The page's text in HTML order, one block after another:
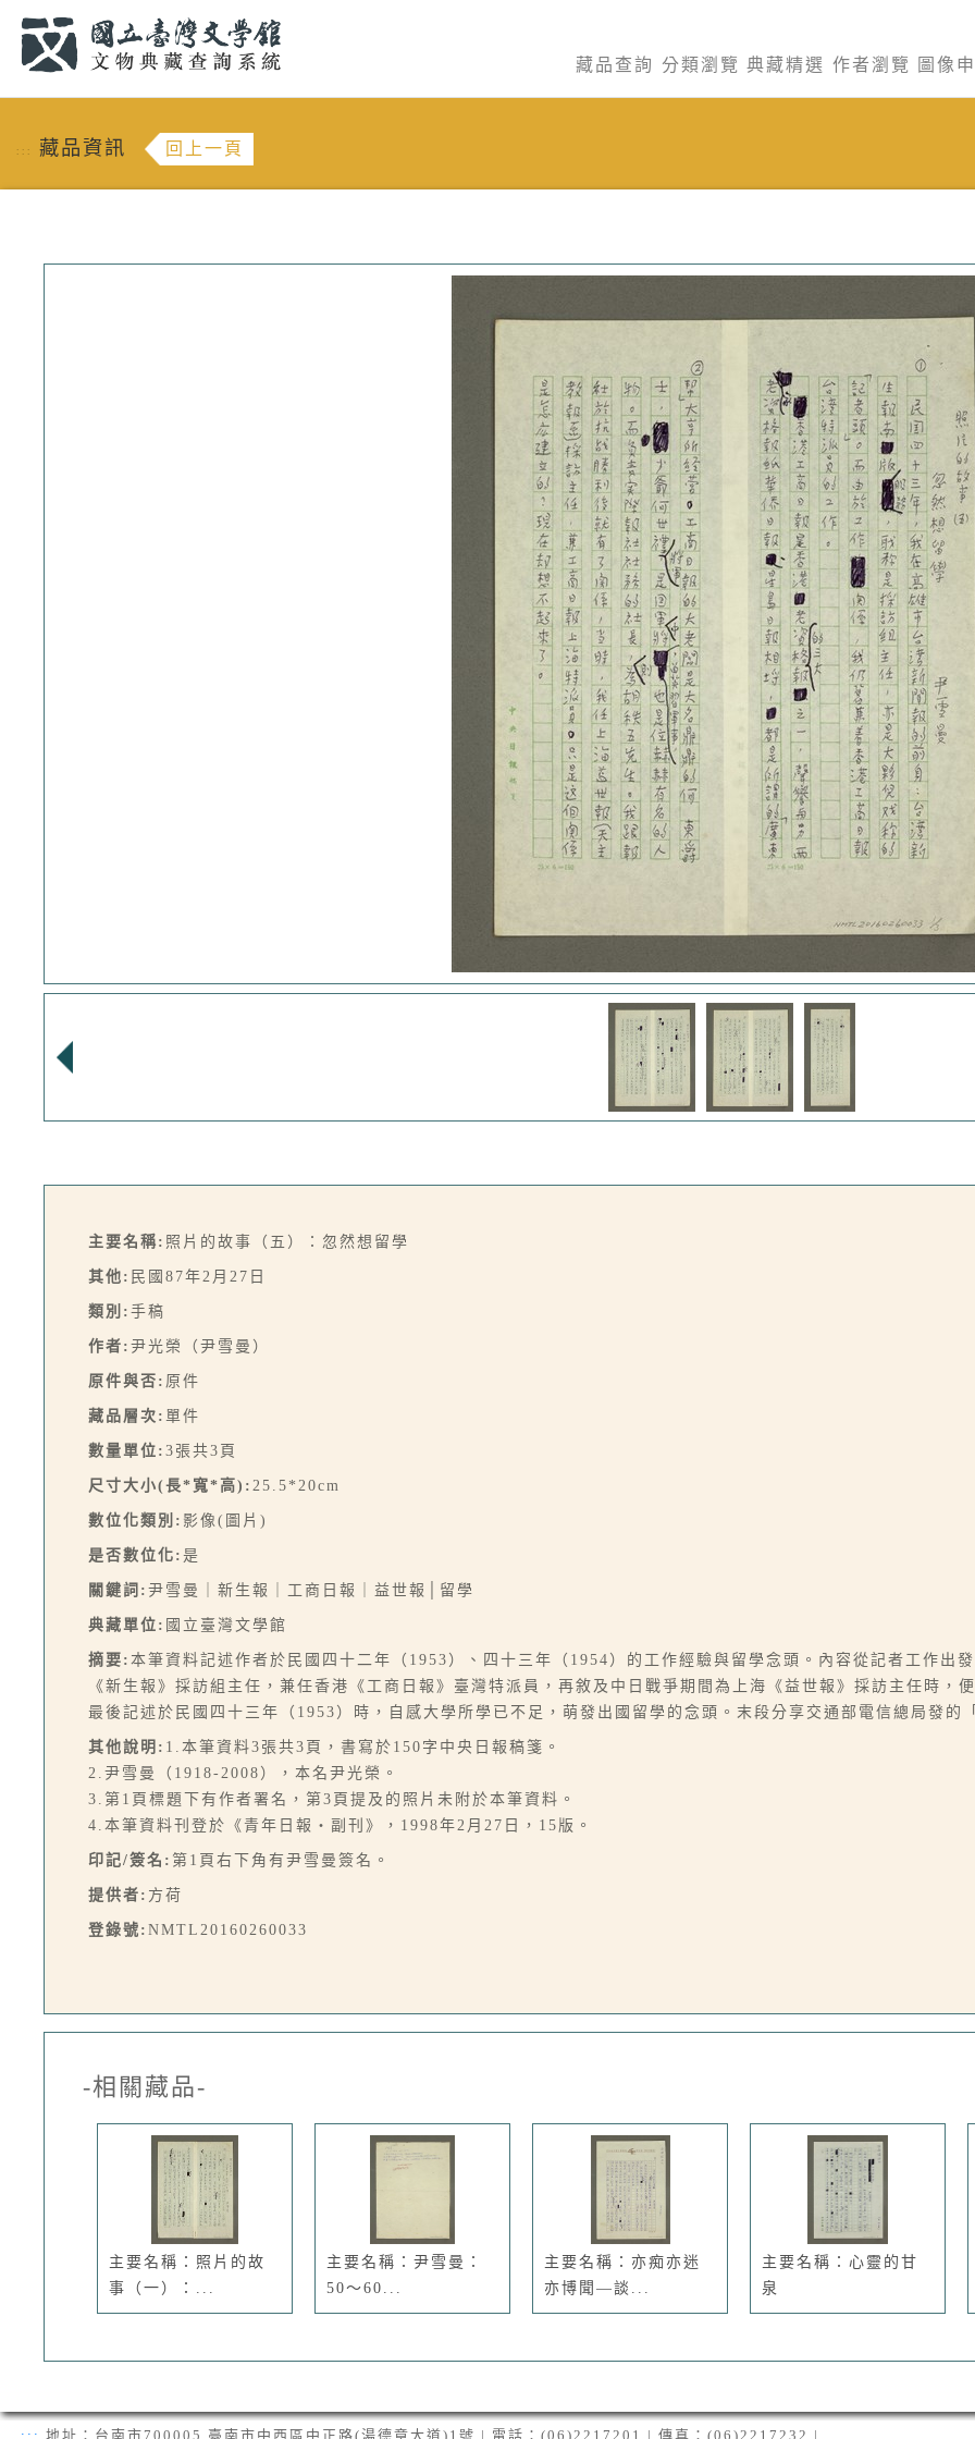
藏品查詢 分類瀏覽 典藏精選 作者瀏覽 圖像
::: 藏品資訊 回上一頁
主要名稱: 照片的故事（五）：忽然想留學
其他: 民國87年2月27日
類別: 手稿
作者: 尹光榮（尹雪曼）
原件與否: 原件
藏品層次: 單件
數量單位: 3張共3頁
尺寸大小(長*寬*高): 25.5*20cm
數位化類別: 影像(圖片)
是否數位化: 是
關鍵詞: 尹雪曼｜新生報｜工商日報｜益世報│留學
典藏單位: 國立臺灣文學館
摘要: 本筆資料記述作者於民國四十二年（1953）、四十三年（1954）的工作經驗與留學念頭。內容從記者工作出
《新生報》採訪組主任，兼任香港《工商日報》臺灣特派員，再敘及中日戰爭期間為上海《益世報》採訪主任時，
最後記述於民國四十三年（1953）時，自感大學所學已不足，萌發出國留學的念頭。末段分享交通部電信總局發的
其他說明: 1.本筆資料3張共3頁，書寫於150字中央日報稿箋。
2.尹雪曼（1918-2008），本名尹光榮。
3.第1頁標題下有作者署名，第3頁提及的照片未附於本筆資料。
4.本筆資料刊登於《青年日報‧副刊》，1998年2月27日，15版。
印記/簽名: 第1頁右下角有尹雪曼簽名。
提供者: 方荷
登錄號: NMTL20160260033
-相關藏品-
主要名稱：照片的故
事（一）：...
主要名稱：尹雪曼：
50～60...
主要名稱：亦痴亦迷
亦博聞—談...
主要名稱：心靈的甘
泉
::: 地址：台南市700005 臺南市中西區中正路(湯德章大道)1號 | 電話：(06)2217201 | 傳真：(06)2217232 |